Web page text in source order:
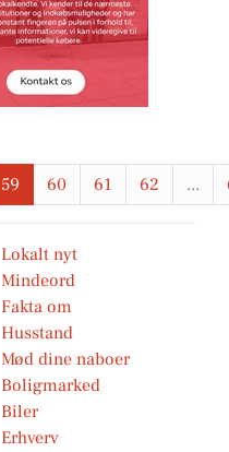
59 60 61 62 ...
Lokalt nyt
Mindeord
Fakta om
Husstand
Mød dine naboer
Boligmarked
Biler
Erhverv